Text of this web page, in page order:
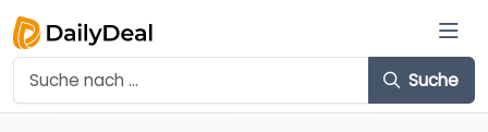
Suche